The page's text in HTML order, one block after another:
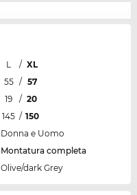
L / XL
55 / 57
19 / 20
145 / 150
Donna e Uomo
Montatura completa
Olive/dark Grey